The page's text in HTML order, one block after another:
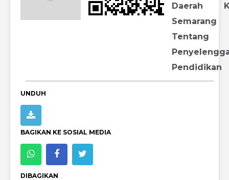
Daerah
Semarang
Tentang
Pendidikan
UNDUH
BAGIKAN KE SOSIAL MEDIA
DIBAGIKAN